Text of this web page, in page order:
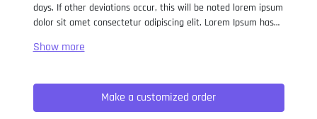
days. If other deviations occur, this will be noted lorem ipsum
dolor sit amet consectetur adipiscing elit. Lorem Ipsum has
when an unknown printer took a galley of type and
not only five centuries, but also the leap into electronic
typesetting, remaining essentially unchanged. It was
popularised in the 1960s with the release of Letraset sheets
Make a customized order